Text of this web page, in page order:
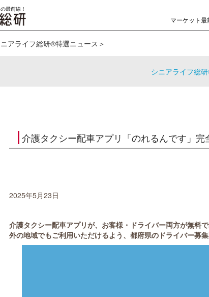
最前線！
マーケット最
アライフ総研®特選ニュース
シニアライフ総
介護タクシー配車アプリ「のれるんです」
2025年5月23日
介護タクシー配車アプリが、お客様・ドライバー両方が無料
外の地域でもご利用いただけるよう、都府県のドライバー募集